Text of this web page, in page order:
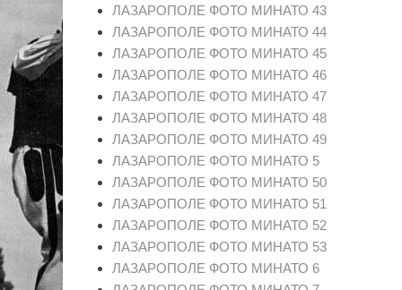
ЛАЗАРОПОЛЕ ФОТО МИНАТО 43
ЛАЗАРОПОЛЕ ФОТО МИНАТО 44
ЛАЗАРОПОЛЕ ФОТО МИНАТО 45
ЛАЗАРОПОЛЕ ФОТО МИНАТО 46
ЛАЗАРОПОЛЕ ФОТО МИНАТО 47
ЛАЗАРОПОЛЕ ФОТО МИНАТО 48
ЛАЗАРОПОЛЕ ФОТО МИНАТО 49
ЛАЗАРОПОЛЕ ФОТО МИНАТО 5
ЛАЗАРОПОЛЕ ФОТО МИНАТО 50
ЛАЗАРОПОЛЕ ФОТО МИНАТО 51
ЛАЗАРОПОЛЕ ФОТО МИНАТО 52
ЛАЗАРОПОЛЕ ФОТО МИНАТО 53
ЛАЗАРОПОЛЕ ФОТО МИНАТО 6